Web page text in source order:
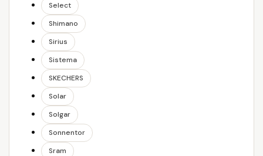
Select
Shimano
Sirius
Sistema
SKECHERS
Solar
Solgar
Sonnentor
Sram